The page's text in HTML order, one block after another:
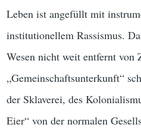
Leben ist angefüllt mit
institutionellem Rassismus.
Wesen nicht weit entfernt von
„Gemeinschaftsunterkunft“
der Sklaverei, des
Eier“ von der normalen